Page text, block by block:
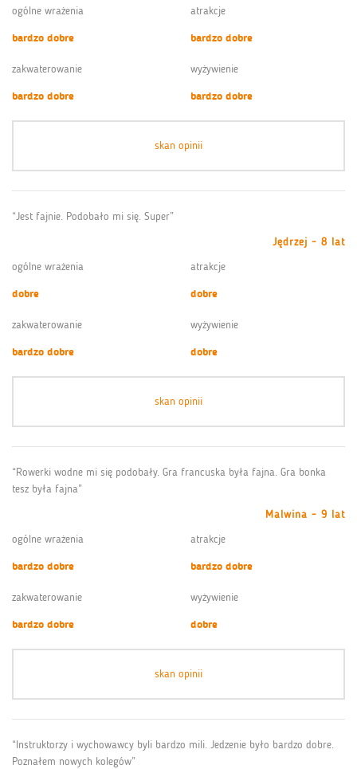
ogólne wrażenia
bardzo dobre
atrakcje
bardzo dobre
zakwaterowanie
bardzo dobre
wyżywienie
bardzo dobre
skan opinii
“Jest fajnie. Podobało mi się. Super”
Jędrzej - 8 lat
ogólne wrażenia
dobre
atrakcje
dobre
zakwaterowanie
bardzo dobre
wyżywienie
dobre
skan opinii
“Rowerki wodne mi się podobały. Gra francuska była fajna. Gra bonka
tesz była fajna”
Malwina - 9 lat
ogólne wrażenia
bardzo dobre
atrakcje
bardzo dobre
zakwaterowanie
bardzo dobre
wyżywienie
dobre
skan opinii
“Instruktorzy i wychowawcy byli bardzo mili. Jedzenie było bardzo dobre.
Poznałem nowych kolegów”